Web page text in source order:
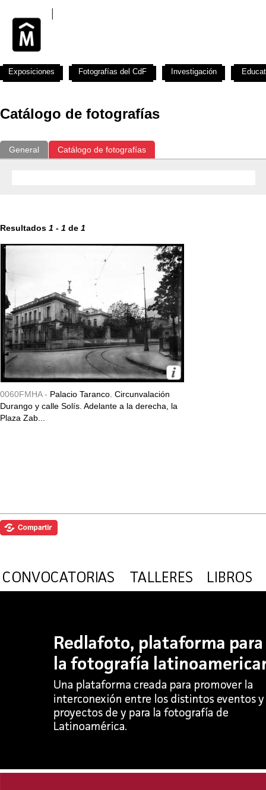
Catálogo de fotografías
General Catálogo de fotografías
Resultados 1 - 1 de 1
0060FMHA - Palacio Taranco. Circunvalación
Durango y calle Solís. Adelante a la derecha, la
Plaza Zab...
Exposiciones Fotografías del CdF Investigación